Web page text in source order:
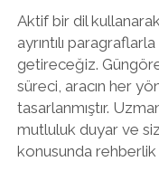
Aktif bir dil
ayrıntılı
getireceğiz.
süreci, aracın her
tasarlanmıştır.
mutluluk duyar ve
konusunda rehberlik